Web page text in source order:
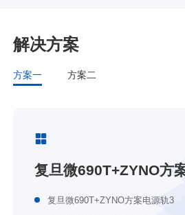
解决方案
方案一 方案二
复旦微690T+ZYNO方
复旦微690T+ZYNO方案电源轨3